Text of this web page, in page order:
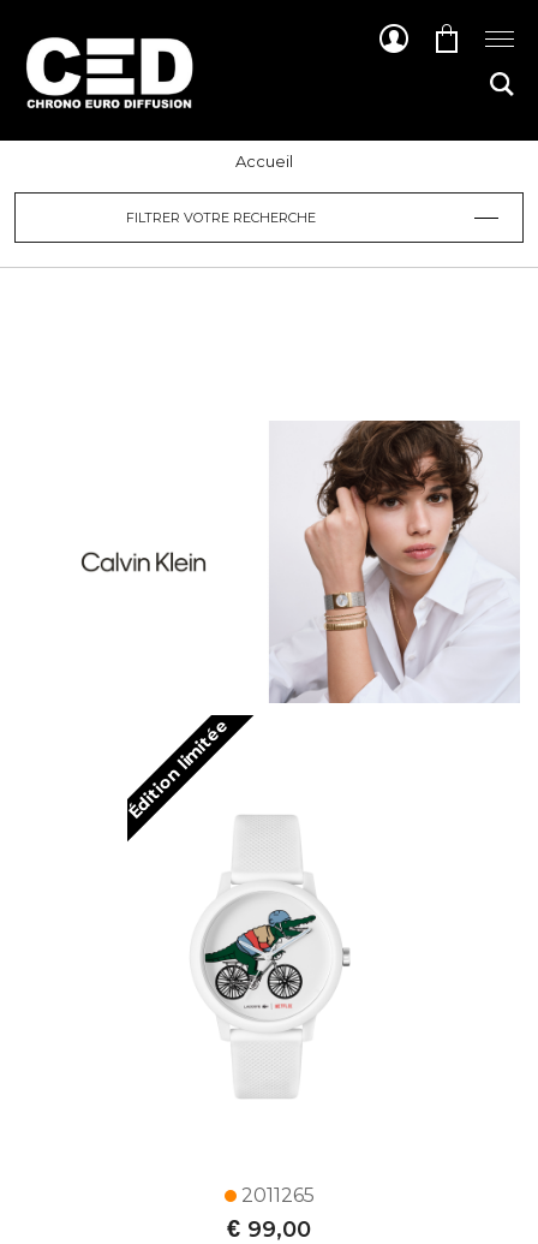
Accueil
FILTRER VOTRE RECHERCHE
Édition limitée
2011265
€ 99,00